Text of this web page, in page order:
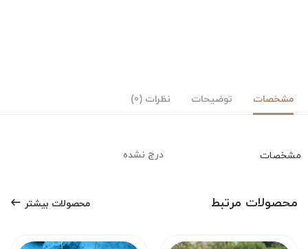
مشخصات توضیحات نظرات (0)
مشخصات درج نشده
محصولات مرتبط محصولات بیشتر